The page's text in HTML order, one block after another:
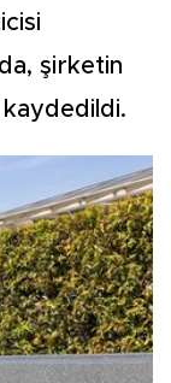
şirketin